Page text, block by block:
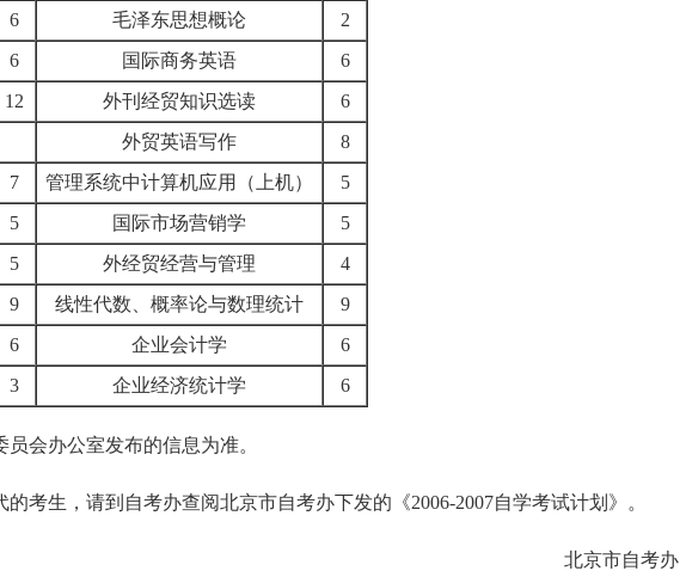
6 毛泽东思想概论
2
6 国际商务英语
6
12 外刊经贸知识选读
6
外贸英语写作
8
7 管理系统中计算机应用（上机）
5
5 国际市场营销学
5
5 外经贸经营与管理
4
9 线性代数、概率论与数理统计
9
6 企业会计学
6
3 企业经济统计学 6
会办公室发布的信息为准。
生，请到自考办查阅北京市自考办下发的《2006-2007自学考试计划》。
北京市自考办